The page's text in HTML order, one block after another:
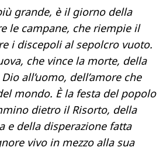
grande, è il giorno della
le campane, che riempie il
i discepoli al sepolcro vuoto.
che vince la morte, della
all’uomo, dell’amore che
mondo. È la festa del popolo
dietro il Risorto, della
e della disperazione fatta
vivo in mezzo alla sua